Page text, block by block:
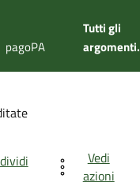
pagoPA
Tutti gli
Vedi
azioni